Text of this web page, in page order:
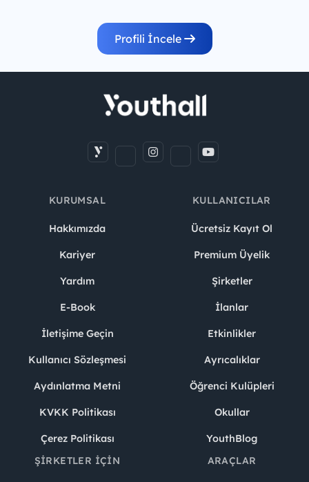
Profili İncele
KURUMSAL
Hakkımızda
Kariyer
Yardım
E-Book
İletişime Geçin
Kullanıcı Sözleşmesi
Aydınlatma Metni
KVKK Politikası
Çerez Politikası
KULLANICILAR
Ücretsiz Kayıt Ol
Premium Üyelik
Şirketler
İlanlar
Etkinlikler
Ayrıcalıklar
Öğrenci Kulüpleri
Okullar
YouthBlog
ŞIRKETLER İÇIN
ARAÇLAR